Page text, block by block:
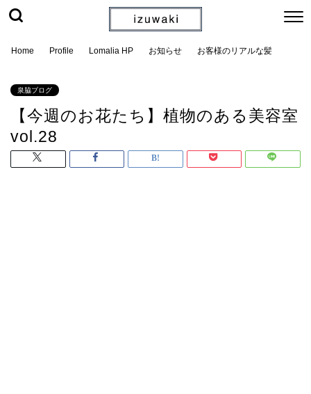
Home Profile Lomalia HP お知らせ お客様のリアルな髪
泉脇ブログ
【今週のお花たち】植物のある美容室
vol.28